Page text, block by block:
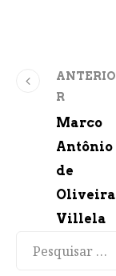
ANTERIO
R
Marco
Antônio
de
Oliveira
Villela